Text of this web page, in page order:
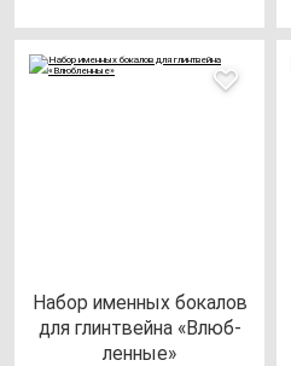
Набор имен­ных бо­ка­лов
для глин­твей­на «Влюб­
лен­ные»